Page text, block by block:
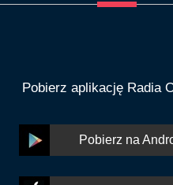
Pobierz aplikację Radia
Pobierz na